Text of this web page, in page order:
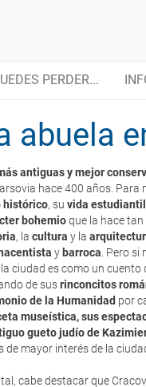
PERDER...
abuela
antiguas y mejor
hace 400 años. Para
histórico, su vida estudiantil
bohemioque la hace
, la cultura y la
y barroca . Pero
ciudad es como un
de susrinconcitos
de la Humanidad por
museística, sus
gueto judío de
mayor interés de la
cabe destacar que
Polacos (Varsovia)
en Auschwitz-
Vístula
enviada por mail en el
casi todas las compañías
directamente en los
una compañía low cost,
embarque (que deberás
el mismo aeropuerto.